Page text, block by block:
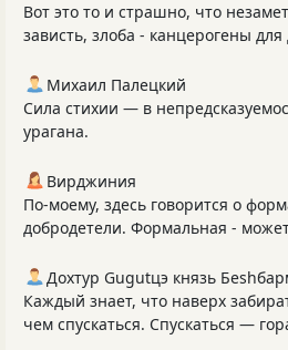
Вот это то и страшно, что
зависть, злоба - канцерогены
Михаил Палецкий
Сила стихии — в
урагана.
Вирджиния
По-моему, здесь говорится о
добродетели. Формальная -
Дохтур Gugutцэ князь
Каждый знает, что наверх
чем спускаться. Спускаться —